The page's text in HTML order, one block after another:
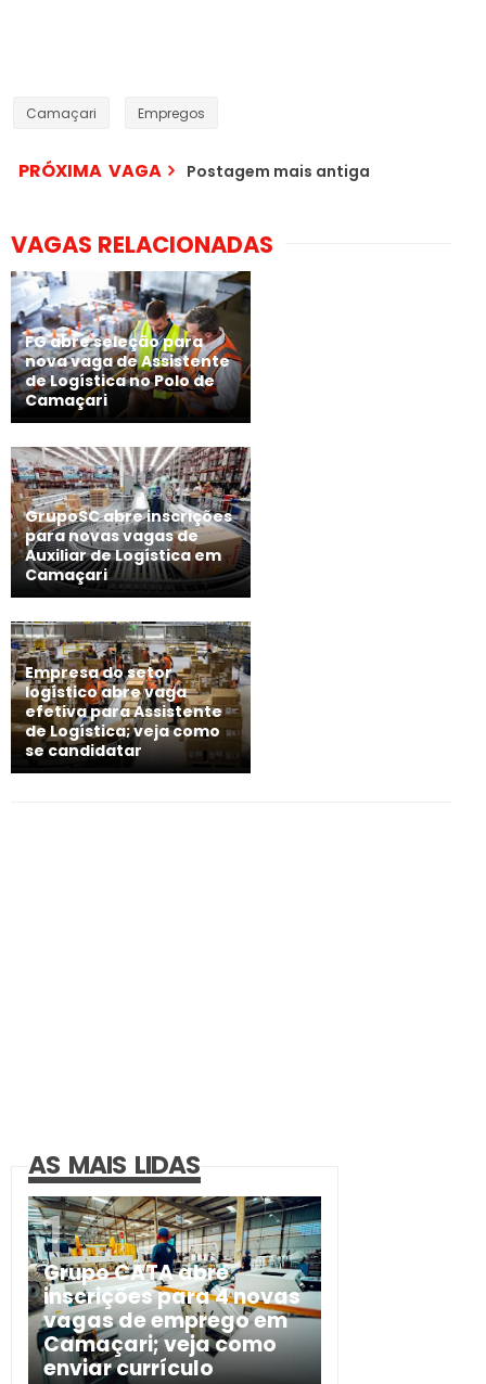
Camaçari Empregos
PRÓXIMA VAGA Postagem mais antiga
VAGAS RELACIONADAS
FG abre seleção para
nova vaga de Assistente
de Logística no Polo de
Camaçari
GrupoSC abre inscrições
para novas vagas de
Auxiliar de Logística em
Camaçari
Empresa do setor
logístico abre vaga
efetiva para Assistente
de Logística; veja como
se candidatar
AS MAIS LIDAS
Grupo CATA abre
inscrições para 4 novas
vagas de emprego em
Camaçari; veja como
enviar currículo